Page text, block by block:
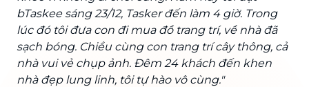
bTaskee sáng 23/12, Tasker đến làm 4 giờ. Trong
lúc đó tôi đưa con đi mua đồ trang trí, về nhà đã
sạch bóng. Chiều cùng con trang trí cây thông, cả
nhà vui vẻ chụp ảnh. Đêm 24 khách đến khen
nhà đẹp lung linh, tôi tự hào vô cùng."